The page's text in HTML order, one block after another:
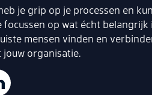
je grip op je processen en kun
focussen op wat écht belangrijk
mensen vinden en
jouw organisatie.